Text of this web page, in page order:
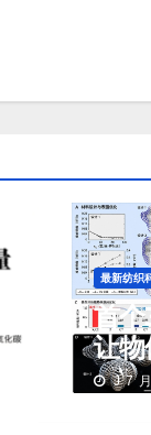
最新纺织
首
让
失J 7